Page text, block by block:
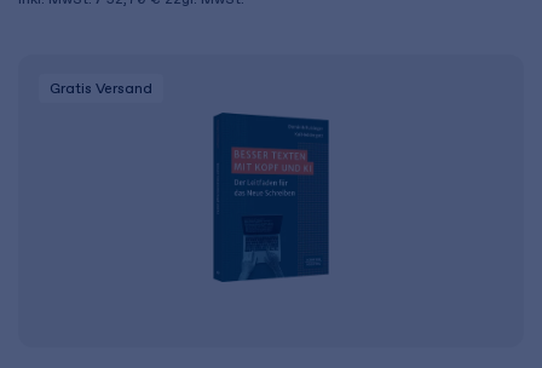
Gratis Versand